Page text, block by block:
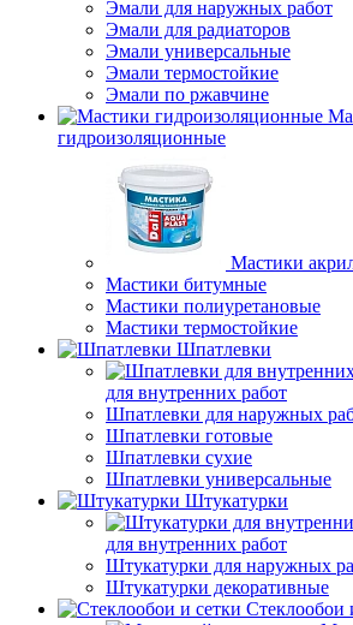
Эмали для наружных работ
Эмали для радиаторов
Эмали универсальные
Эмали термостойкие
Эмали по ржавчине
гидроизоляционные
Мастики
Мастики битумные
Мастики полиуретановые
Мастики термостойкие
Шпатлевки
для внутренних работ
Шпатлевки для наружных
Шпатлевки готовые
Шпатлевки сухие
Шпатлевки универсальные
Штукатурки
для внутренних работ
Штукатурки для наружных
Штукатурки декоративные
Стеклообои